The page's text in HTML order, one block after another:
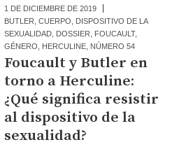
1 DE DICIEMBRE DE 2019
BUTLER ,CUERPO
DISPOSITIVO DE LA
SEXUALIDAD DOSSIER FOUCAULT,
GÉNERO
HERCULINE NÚMERO 54
Foucault y Butler en
torno a Herculine:
¿Qué significa resistir
al dispositivo de la
sexualidad?